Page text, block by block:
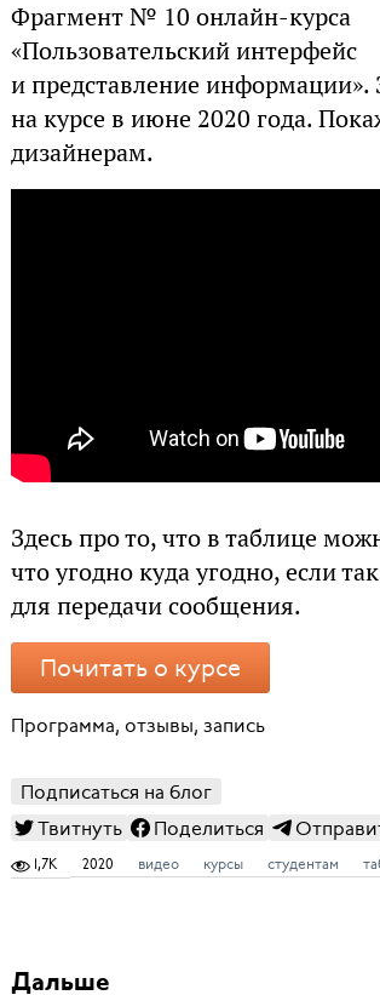
Фрагмент № 10 онлайн-курса
«Пользовательский интерфейс
и представление информации».
на курсе в июне 2020 года.
дизайнерам.
Здесь про то, что в таблице
что угодно куда угодно, если
для передачи сообщения.
Почитать о курсе
Программа, отзывы, запись
Подписаться на блог
Твитнуть
Поделиться
1,7K 2020 видео курсы студентам
Дальше